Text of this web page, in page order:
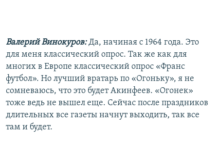
Валерий Винокуров: Да, начиная с 1964 года. Это
для меня классический опрос. Так же как для
многих в Европе классический опрос «Франс
футбол». Но лучший вратарь по «Огоньку», я не
сомневаюсь, что это будет Акинфеев. «Огонек»
тоже ведь не вышел еще. Сейчас после праздников
длительных все газеты начнут выходить, так все
там и будет.